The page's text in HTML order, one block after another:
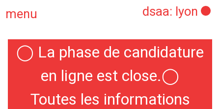
menu dsaa: lyon
Actualités
Candidatures
◯ La phase de candidature
en ligne est close.◯
Toutes les informations